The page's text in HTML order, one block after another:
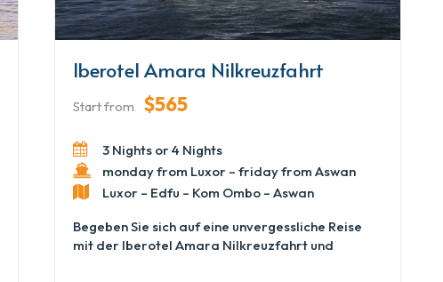
Iberotel Amara Nilkreuzfahrt
Start from $565
3 Nights or 4 Nights
monday from Luxor – friday from Aswan
Luxor – Edfu – Kom Ombo – Aswan
Begeben Sie sich auf eine unvergessliche Reise
mit der Iberotel Amara Nilkreuzfahrt und